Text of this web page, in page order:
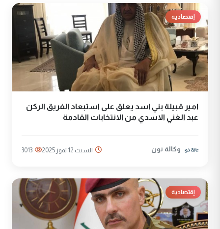
إقتصادية
امير قبيلة بني اسد يعلق على استبعاد الفريق الركن
عبد الغني الاسدي من الانتخابات القادمة
وكالة نون السبت 12 تموز 2025 3013
إقتصادية